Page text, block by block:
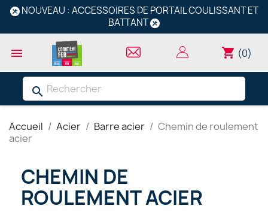
NOUVEAU : ACCESSOIRES DE PORTAIL COULISSANT ET
BATTANT
 shopping_cart (0)
search
Accueil Acier Barre acier
Chemin de roulement
acier
CHEMIN DE
ROULEMENT ACIER